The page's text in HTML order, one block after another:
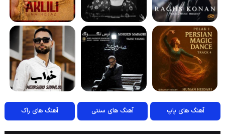
آهنگ های پاپ آهنگ های سنتی آهنگ های راک